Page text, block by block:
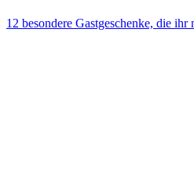
12 besondere Gastgeschenke, die